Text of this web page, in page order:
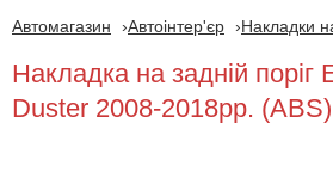
Автомагазин Автоінтер'єр Накладки
Накладка на задній поріг
Duster 2008-2018рр. (ABS)